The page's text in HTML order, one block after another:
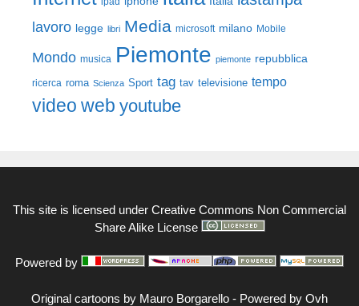
lavoro legge libri Media microsoft milano Mobile
Mondo musica Piemonte piemonte repubblica
ricerca roma Scienza Sport tag tav televisione tempo
video web youtube
This site is licensed under Creative Commons Non Commercial
Share Alike License
Powered by
Original cartoons by Mauro Borgarello - Powered by Ovh